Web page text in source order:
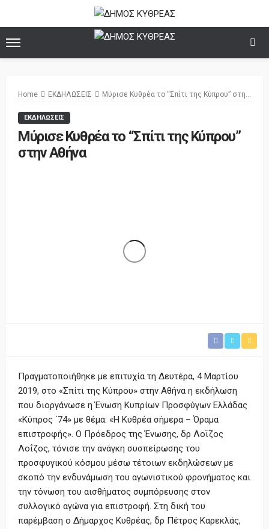
Home ΕΚΔΗΛΩΣΕΙΣ Μύρισε Κυθρέα το “Σπίτι της Κύπρου” στην Αθήνα
ΕΚΔΗΛΩΣΕΙΣ
Μύρισε Κυθρέα το “Σπίτι της Κύπρου”
στην Αθήνα
Πραγματοποιήθηκε με επιτυχία τη Δευτέρα, 4 Μαρτίου
2019, στο «Σπίτι της Κύπρου» στην Αθήνα η εκδήλωση
που διοργάνωσε η Ένωση Κυπρίων Προσφύγων Ελλάδας
«Κύπρος ΄74» με θέμα: «Η Κυθρέα σήμερα – Όραμα
επιστροφής». Ο Πρόεδρος της Ένωσης, δρ Λοΐζος
Λοΐζος, τόνισε την ανάγκη συσπείρωσης του
προσφυγικού κόσμου μέσω τέτοιων εκδηλώσεων με
σκοπό την ενδυνάμωση του αγωνιστικού φρονήματος και
την τόνωση του αισθήματος συμπόρευσης στον
συλλογικό αγώνα για επιστροφή. Στη δική του
παρέμβαση ο Δήμαρχος Κυθρέας, δρ Πέτρος Καρεκλάς,